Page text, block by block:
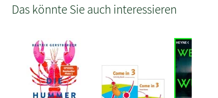
Das könnte Sie auch interessieren